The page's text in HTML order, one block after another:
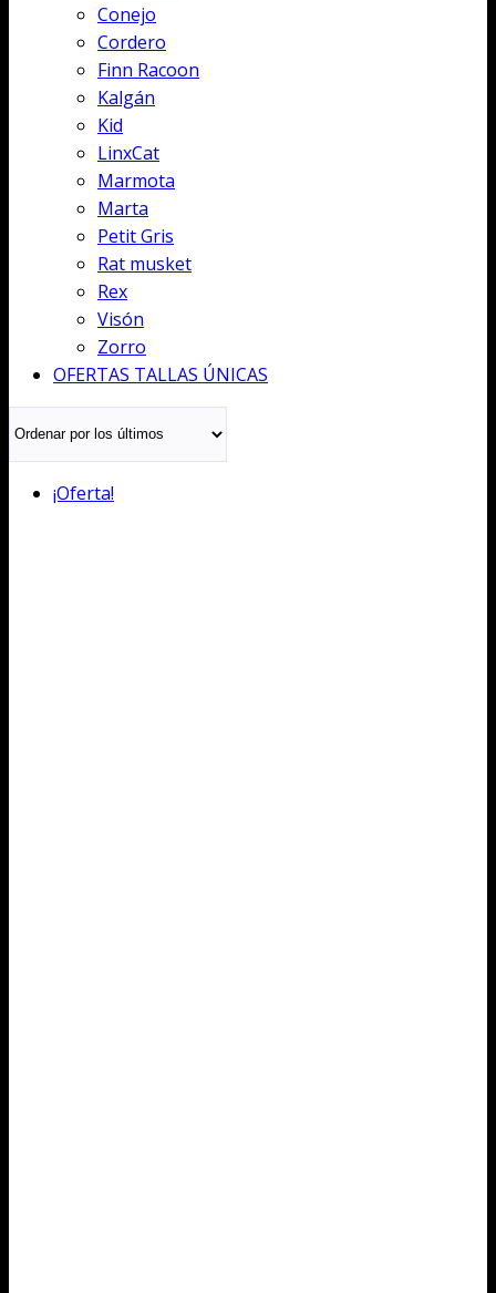
Conejo
Cordero
Finn Racoon
Kalgán
Kid
LinxCat
Marmota
Marta
Petit Gris
Rat musket
Rex
Visón
Zorro
OFERTAS TALLAS ÚNICAS
¡Oferta!